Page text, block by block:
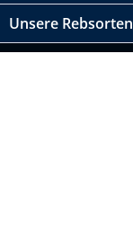
Unsere Rebsorten